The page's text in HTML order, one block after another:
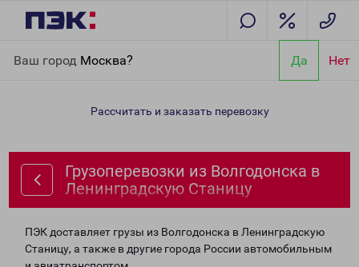
Ваш город Москва? Да Нет
Ленинградскую Станицу
Рассчитать и заказать перевозку
Грузоперевозки из Волгодонска в
Ленинградскую Станицу
ПЭК доставляет грузы из Волгодонска в Ленинградскую
Станицу, а также в другие города России автомобильным